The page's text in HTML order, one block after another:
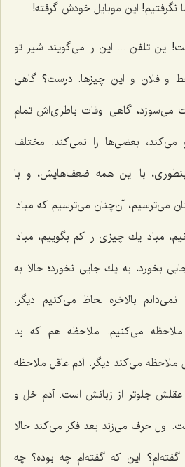
نگرفتیم! این موبایل خودش گرفته!
این تلفن ... این را می‌گویند شیر تو
و فلان و این چیزها. درست؟ گاهی
می‌سوزد، گاهی اوقات باطری‌اش تمام
بعضی‌ها را نمی‌كند. مختلف
با این همه ضعف‌هایش، و با
می‌ترسیم، آن‌چنان می‌ترسیم كه مبادا
مبادا یك چیزی را كم بگوییم، مبادا
بخورد، به یك جایی نخورد؛ حالا به
بالاخره لحاظ می‌كنیم دیگر.
می‌كنیم. ملاحظه هم كه بد
می‌كند دیگر. آدم عاقل ملاحظه
عقلش جلوتر از زبانش است. آدم خل و
حرف می‌زند بعد فكر می‌كند حالا
این كه گفته‌ام چه بوده؟ چه